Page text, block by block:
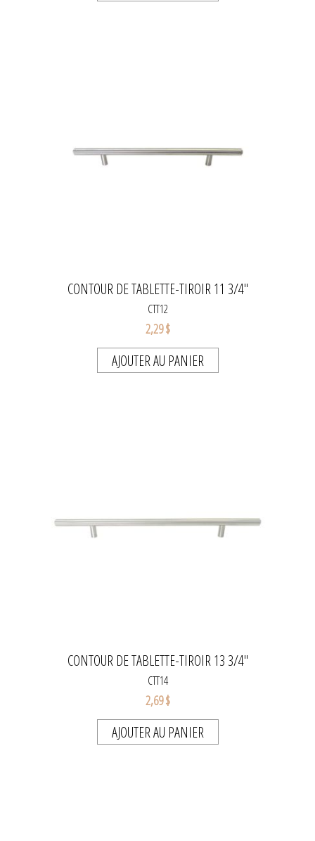
CONTOUR DE TABLETTE-TIROIR 11 3/4"
CTT12
2,29 $
AJOUTER AU PANIER
CONTOUR DE TABLETTE-TIROIR 13 3/4"
CTT14
2,69 $
AJOUTER AU PANIER